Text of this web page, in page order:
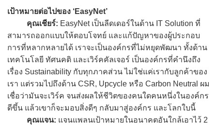
เป้าหมายต่อไปของ ‘EasyNet’
คุณเชียร์: EasyNet เป็นลีดเดอร์ในด้าน IT Solution ที่
สามารถออกแบบให้ตอบโจทย์ และแก้ปัญหาของผู้ประกอบ
การที่หลากหลายได้ เราจะเป็นองค์กรที่ไม่หยุดพัฒนา ทั้งด้าน
เทคโนโลยี ทัศนคติ และเวิร์คคัลเจอร์ เป็นองค์กรที่คำนึงถึง
เรื่อง Sustainability กับทุกภาคส่วน ไม่ใช่แค่เรากับลูกค้าของ
เรา แต่รวมไปถึงด้าน CSR, Upcycle หรือ Carbon Neutral ผม
เชื่อว่ามันจะเวิร์ค จนส่งผลให้ชีวิตของคนใดคนหนึ่งในองค์กร
ดีขึ้น แล้วเขาก็จะมอบสิ่งดีๆ กลับมาสู่องค์กร และโลกใบนี้
คุณแจน: แจนแพลนเป้าหมายในอนาคตอันใกล้เอาไว้ 2